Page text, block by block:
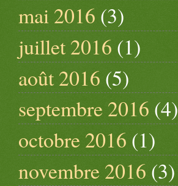
mai 2016 (3)
juillet 2016 (1)
août 2016 (5)
septembre 2016 (4)
octobre 2016 (1)
novembre 2016 (3)